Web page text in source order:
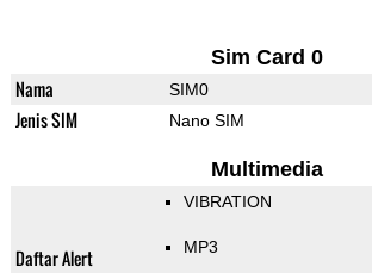
Sim Card 0
Nama SIM0
Jenis SIM Nano SIM
Multimedia
Daftar Alert
VIBRATION
MP3